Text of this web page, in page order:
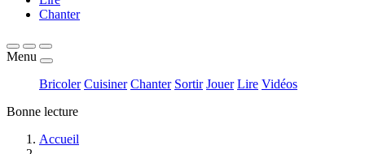
Chanter
Menu
Bricoler Cuisiner Chanter Sortir Jouer Lire Vidéos
Bonne lecture
Accueil